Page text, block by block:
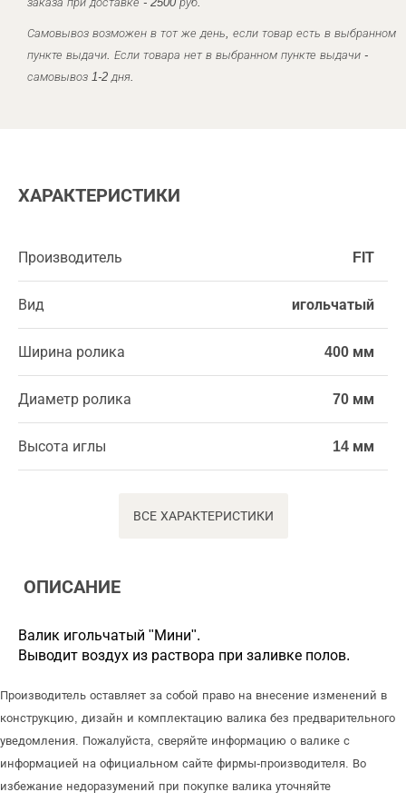
Самовывоз возможен в тот же день, если товар есть в выбранном
пункте выдачи. Если товара нет в выбранном пункте выдачи -
самовывоз 1-2 дня.
ХАРАКТЕРИСТИКИ
Производитель FIT
Вид игольчатый
Ширина ролика 400 мм
Диаметр ролика 70 мм
Высота иглы 14 мм
ВСЕ ХАРАКТЕРИСТИКИ
ОПИСАНИЕ
Валик игольчатый "Мини".
Выводит воздух из раствора при заливке полов.
Производитель оставляет за собой право на внесение изменений в
конструкцию, дизайн и комплектацию валика без предварительного
уведомления. Пожалуйста, сверяйте информацию о валике с
информацией на официальном сайте фирмы-производителя. Во
избежание недоразумений при покупке валика уточняйте